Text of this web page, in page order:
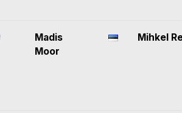
Madis
Moor
Mihkel